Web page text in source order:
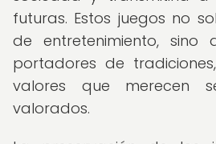
futuras. Estos juegos no
de entretenimiento, sino
portadores de
valores que merecen
valorados.